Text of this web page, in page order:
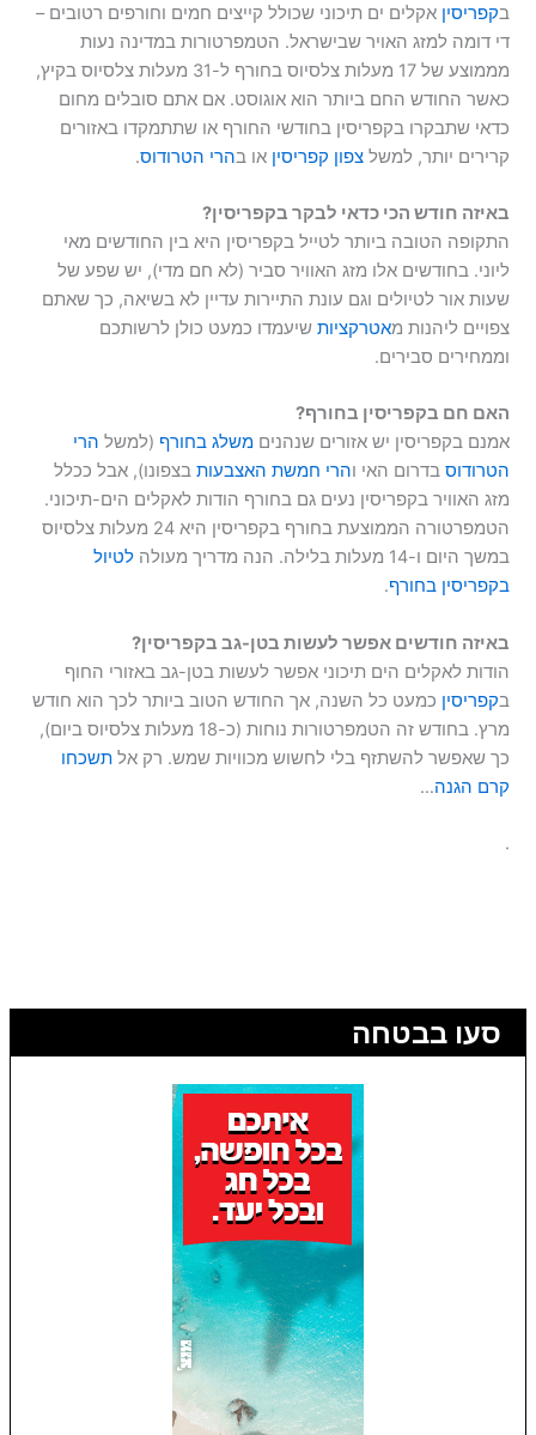
סעו בבטחה
בקפריסין אקלים ים תיכוני שכולל קייצים חמים וחורפים רטובים –
די דומה למזג האויר שבישראל. הטמפרטורות במדינה נעות
מממוצע של 17 מעלות צלסיוס בחורף ל-31 מעלות צלסיוס בקיץ,
כאשר החודש החם ביותר הוא אוגוסט. אם אתם סובלים מחום
כדאי שתבקרו בקפריסין בחודשי החורף או שתתמקדו באזורים
קרירים יותר, למשלצפון קפריסין או בהרי הטרודוס.
באיזה חודש הכי כדאי לבקר בקפריסין?
התקופה הטובה ביותר לטייל בקפריסין היא בין החודשים מאי
ליוני. בחודשים אלו מזג האוויר סביר (לא חם מדי), יש שפע של
שעות אור לטיולים וגם עונת התיירות עדיין לא בשיאה, כך שאתם
צפויים ליהנות מאטרקציות שיעמדו כמעט כולן לרשותכם
וממחירים סבירים.
האם חם בקפריסין בחורף?
אמנם בקפריסין יש אזורים שנהניםמשלג בחורף (למשל הרי
הטרודוס בדרום האי והרי חמשת האצבעותבצפונו), אבל ככלל
מזג האוויר בקפריסין נעים גם בחורף הודות לאקלים הים-תיכוני.
הטמפרטורה הממוצעת בחורף בקפריסין היא 24 מעלות צלסיוס
במשך היום ו-14 מעלות בלילה. הנה מדריך מעולה
לטיול
בקפריסין בחורף.
באיזה חודשים אפשר לעשות בטן-גב בקפריסין?
הודות לאקלים הים תיכוני אפשר לעשות בטן-גב באזורי החוף
בקפריסין כמעט כל השנה, אך החודש הטוב ביותר לכך הוא חודש
מרץ. בחודש זה הטמפרטורות נוחות (כ-18 מעלות צלסיוס ביום),
כך שאפשר להשתזף בלי לחשוש מכוויות שמש. רק אלתשכחו
קרם הגנה…
.